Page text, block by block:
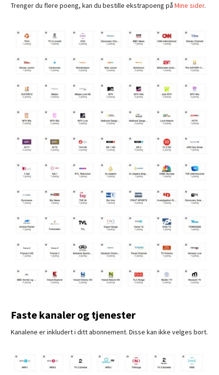
Trenger du flere poeng, kan du bestille ekstrapoeng påMine sider.
Faste kanaler og tjenester
Kanalene er inkludert i ditt abonnement. Disse kan ikke velges bort.